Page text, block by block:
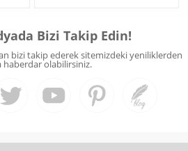
Bizi Takip Edin!
bizi takip ederek sitemizdeki yeniliklerden
haberdar olabilirsiniz.